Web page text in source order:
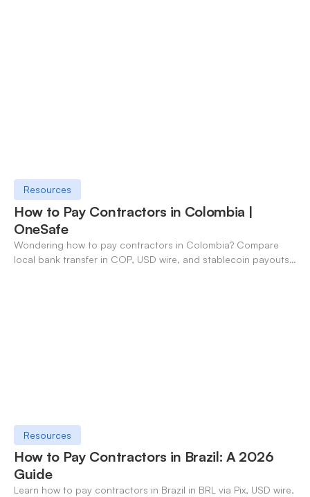
Resources
How to Pay Contractors in Colombia |
OneSafe
Wondering how to pay contractors in Colombia? Compare
local bank transfer in COP, USD wire, and stablecoin payouts.
Resources
How to Pay Contractors in Brazil: A 2026
Guide
Learn how to pay contractors in Brazil in BRL via Pix, USD wire,